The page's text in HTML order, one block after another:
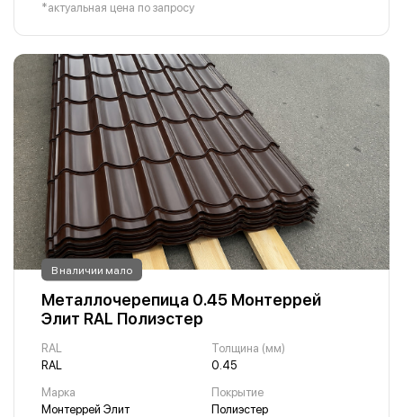
*актуальная цена по запросу
В наличии мало
Металлочерепица 0.45 Монтеррей
Элит RAL Полиэстер
RAL
RAL
Толщина (мм)
0.45
Марка
Монтеррей Элит
Покрытие
Полиэстер